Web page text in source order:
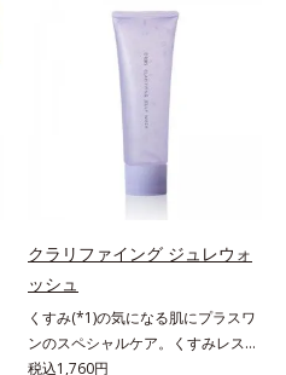
にとり、メイクとしっかりなじませ
てください。3.メイクとなじんだ
ら、水またはぬるま湯でよく洗い流
します。4.その後、洗顔料で洗顔し
てください。各商品の詳しい情報は
BEAUTY夏祭りは、こちら
感を。効果的なシナジー設計で、あ
なたのエイジングケアを応援しま
す。*1 メラニンの生成を抑え、シ
ミ・ソバカスを防ぐ（ウォッシュを
除く）*2 オルビス内スキンケアシ
手入れのこと*4 うるおいによる
*5 乾燥、ハリ・ツヤのなさ*6
乾燥による*7 保湿成分*8 ロニ
セラカエルレア果汁、ノバラエキス
配合＝うるおいを与えハリと透明感
に満ちた肌へ導く保湿成分*9 メマ
ツヨイグサ抽出液、スイカズラエキ
ス配合＝角層のすみずみまで水分・
油分を保ち、ハリ・ツヤを与える保
よる肌悩み一つ一つを対処するので
はなく、肌で起きていることの根本
原因に着目。加齢とともに現れる年
齢サインについて研究を進めたとこ
ろ、弾力感のない状態である「ハリ
ている状態である「透明感のなさ」
が、大人の肌印象に大きな影響を与
えていることがわかりました。そこ
でオルビスユー ドットシリーズは
美容成分(*9)として「G.D.F.アクテ
ィベーター(*10)」を配合。そし
て、従来から配合している美白(*1)
有効成分「トラネキサム酸」を配合
しました。さらに、シリーズ共通の
クラリファイング ジュレウォ
ッシュ
くすみ(*1)の気になる肌にプラスワ
ンのスペシャルケア。くすみレスの
輝くような素肌へ。肌表面の余分な
税込1,760円